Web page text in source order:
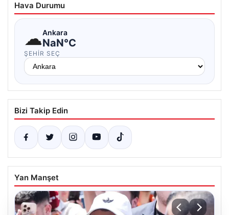
Hava Durumu
☁Ankara
NaN°C
ŞEHIR SEÇ
Bizi Takip Edin
Yan Manşet